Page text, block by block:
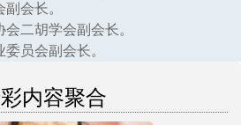
会长。
二胡学会副会长。
委员会副会长。
内容聚合